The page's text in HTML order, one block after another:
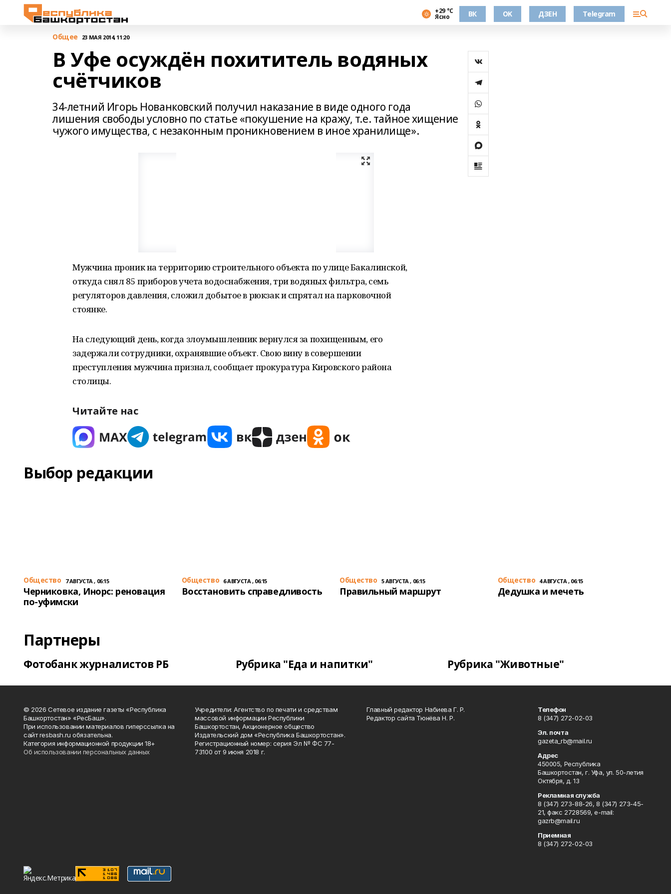
+29 °С
Ясно ВК OK ДЗЕН Telegram
Общее 23 МАЯ 2014, 11:20
В Уфе осуждён похититель водяных
счётчиков
34-летний Игорь Нованковский получил наказание в виде одного года
лишения свободы условно по статье «покушение на кражу, т.е. тайное хищение
чужого имущества, с незаконным проникновением в иное хранилище».
Мужчина проник на территорию строительного объекта по улице Бакалинской,
откуда снял 85 приборов учета водоснабжения, три водяных фильтра, семь
регуляторов давления, сложил добытое в рюкзак и спрятал на парковочной
стоянке.
На следующий день, когда злоумышленник вернулся за похищенным, его
задержали сотрудники, охранявшие объект. Свою вину в совершении
преступления мужчина признал, сообщает прокуратура Кировского района
столицы.
Читайте нас
Выбор редакции
Общество 7 АВГУСТА , 06:15
Черниковка, Инорс: реновация
по-уфимски
Общество 6 АВГУСТА , 06:15
Восстановить справедливость
Общество 5 АВГУСТА , 06:15
Правильный маршрут
Общество 4 АВГУСТА , 06:15
Дедушка и мечеть
Партнеры
Фотобанк журналистов РБ Рубрика "Еда и напитки" Рубрика "Животные"
© 2026 Сетевое издание газеты «Республика
Башкортостан» «РесБаш».
При использовании материалов гиперссылка на
сайт resbash.ru обязательна.
Категория информационной продукции 18+
Об использовании персональных данных
Учредители: Агентство по печати и средствам
массовой информации Республики
Башкортостан, Акционерное общество
Издательский дом «Республика Башкортостан».
Регистрационный номер: серия Эл № ФС 77-
73100 от 9 июня 2018 г.
Главный редактор Набиева Г. Р.
Редактор сайта Тюнёва Н. Р.
Телефон
8 (347) 272-02-03
Эл. почта
gazeta_rb@mail.ru
Адрес
450005, Республика
Башкортостан, г. Уфа, ул. 50-летия
Октября, д. 13
Рекламная служба
8 (347) 273-88-26, 8 (347) 273-45-
21, факс 2728569, e-mail:
gazrb@mail.ru
Приемная
8 (347) 272-02-03